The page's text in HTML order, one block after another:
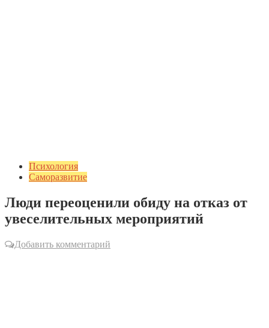
Психология
Саморазвитие
Люди переоценили обиду на отказ от
увеселительных мероприятий
Добавить комментарий